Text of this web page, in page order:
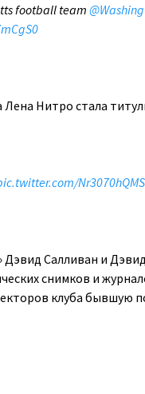
football team
Лена Нитро стала
Nr3070hQMS
Салливан и
снимков и
клуба бывшую